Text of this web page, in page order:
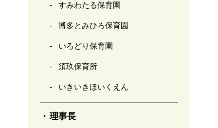
すみわたる保育園
博多とみひろ保育園
いろどり保育園
須玖保育所
いきいきほいくえん
理事長